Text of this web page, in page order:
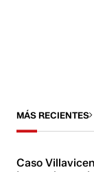
MÁS RECIENTES
Caso